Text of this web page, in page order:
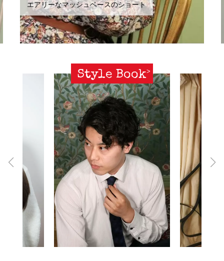
エアリーなマッシュベースのショート
Style Book